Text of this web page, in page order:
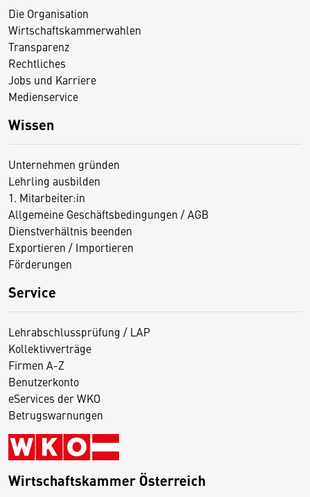
Die Organisation
Wirtschaftskammerwahlen
Transparenz
Rechtliches
Jobs und Karriere
Medienservice
Wissen
Unternehmen gründen
Lehrling ausbilden
1. Mitarbeiter:in
Allgemeine Geschäftsbedingungen / AGB
Dienstverhältnis beenden
Exportieren / Importieren
Förderungen
Service
Lehrabschlussprüfung / LAP
Kollektivverträge
Firmen A-Z
Benutzerkonto
eServices der WKO
Betrugswarnungen
Wirtschaftskammer Österreich